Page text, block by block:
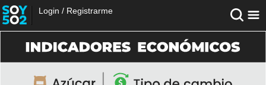
Login / Registrarme